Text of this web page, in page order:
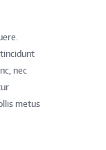
nec
metus